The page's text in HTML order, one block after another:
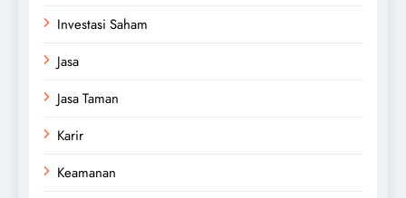
Investasi Saham
Jasa
Jasa Taman
Karir
Keamanan